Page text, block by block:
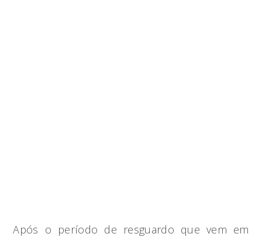
Após o período de resguardo que vem em